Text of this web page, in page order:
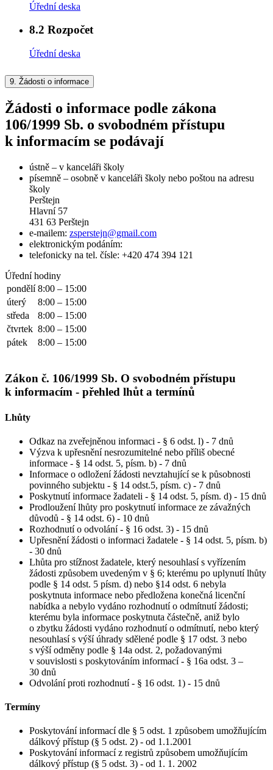
Úřední deska
8.2 Rozpočet
Úřední deska
9. Žádosti o informace
Žádosti o informace podle zákona
106/1999 Sb. o svobodném přístupu
k informacím se podávají
ústně – v kanceláři školy
písemně – osobně v kanceláři školy nebo poštou na adresu
školy
Perštejn
Hlavní 57
431 63 Perštejn
e-mailem: zsperstejn@gmail.com
elektronickým podáním:
telefonicky na tel. čísle: +420 474 394 121
Úřední hodiny
pondělí 8:00 – 15:00
úterý
8:00 – 15:00
středa
8:00 – 15:00
čtvrtek 8:00 – 15:00
pátek
8:00 – 15:00
Zákon č. 106/1999 Sb. O svobodném přístupu
k informacím - přehled lhůt a termínů
Lhůty
Odkaz na zveřejněnou informaci - § 6 odst. l) - 7 dnů
Výzva k upřesnění nesrozumitelné nebo příliš obecné
informace - § 14 odst. 5, písm. b) - 7 dnů
Informace o odložení žádosti nevztahující se k působnosti
povinného subjektu - § 14 odst.5, písm. c) - 7 dnů
Poskytnutí informace žadateli - § 14 odst. 5, písm. d) - 15 dnů
Prodloužení lhůty pro poskytnutí informace ze závažných
důvodů - § 14 odst. 6) - 10 dnů
Rozhodnutí o odvolání - § 16 odst. 3) - 15 dnů
Upřesnění žádosti o informaci žadatele - § 14 odst. 5, písm. b)
- 30 dnů
Lhůta pro stížnost žadatele, který nesouhlasí s vyřízením
žádosti způsobem uvedeným v § 6; kterému po uplynutí lhůty
podle § 14 odst. 5 písm. d) nebo §14 odst. 6 nebyla
poskytnuta informace nebo předložena konečná licenční
nabídka a nebylo vydáno rozhodnutí o odmítnutí žádosti;
kterému byla informace poskytnuta částečně, aniž bylo
o zbytku žádosti vydáno rozhodnutí o odmítnutí, nebo který
nesouhlasí s výší úhrady sdělené podle § 17 odst. 3 nebo
s výší odměny podle § 14a odst. 2, požadovanými
v souvislosti s poskytováním informací - § 16a odst. 3 –
30 dnů
Odvolání proti rozhodnutí - § 16 odst. 1) - 15 dnů
Termíny
Poskytování informací dle § 5 odst. 1 způsobem umožňujícím
dálkový přístup (§ 5 odst. 2) - od 1.1.2001
Poskytování informací z registrů způsobem umožňujícím
dálkový přístup (§ 5 odst. 3) - od 1. 1. 2002